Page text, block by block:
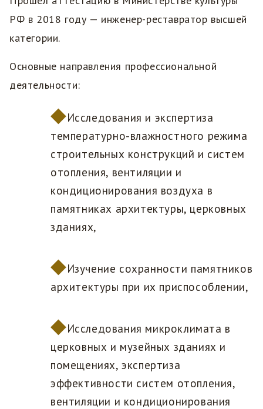
РФ в 2018 году — инженер-реставратор высшей
категории.
Основные направления профессиональной
деятельности:
Исследования и экспертиза
температурно-влажностного режима
строительных конструкций и систем
отопления, вентиляции и
кондиционирования воздуха в
памятниках архитектуры, церковных
зданиях,
Изучение сохранности памятников
архитектуры при их приспособлении,
Исследования микроклимата в
церковных и музейных зданиях и
помещениях, экспертиза
эффективности систем отопления,
вентиляции и кондиционирования